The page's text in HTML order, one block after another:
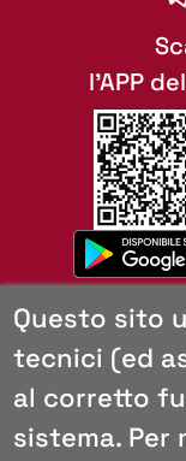
l'APP
Mappa del sito
Copyright
Questo sito
tecnici (ed
al corretto
sistema. Per